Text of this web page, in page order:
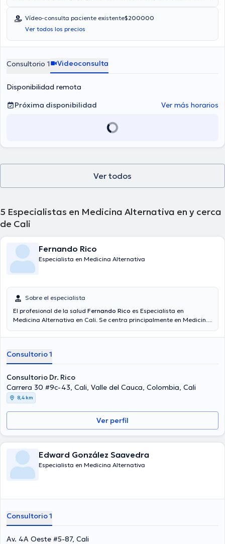
obtener una cita mediante video-consulta. En su consultorio abarca
todo lo relacionado con Terapia neural.
Vídeo-consulta paciente existente$200000
Ver todos los precios
Consultorio 1 Videoconsulta
Disponibilidad remota
Próxima disponibilidad
Ver más horarios
Ver todos
5 Especialistas en Medicina Alternativa en y cerca
de Cali
Fernando Rico
Especialista en Medicina Alternativa
Sobre el especialista
El profesional de la salud Fernando Rico es Especialista en
Medicina Alternativa en Cali. Se centra principalmente en Medicina
desde $65000 hasta $100000. En su consultorio abarca todo lo
neural.
Consultorio 1
Consultorio Dr. Rico
Carrera 30 #9c-43, Cali, Valle del Cauca, Colombia, Cali
8,4 km
Ver perfil
Edward González Saavedra
Especialista en Medicina Alternativa
Consultorio 1
Av. 4A Oeste #5-87, Cali